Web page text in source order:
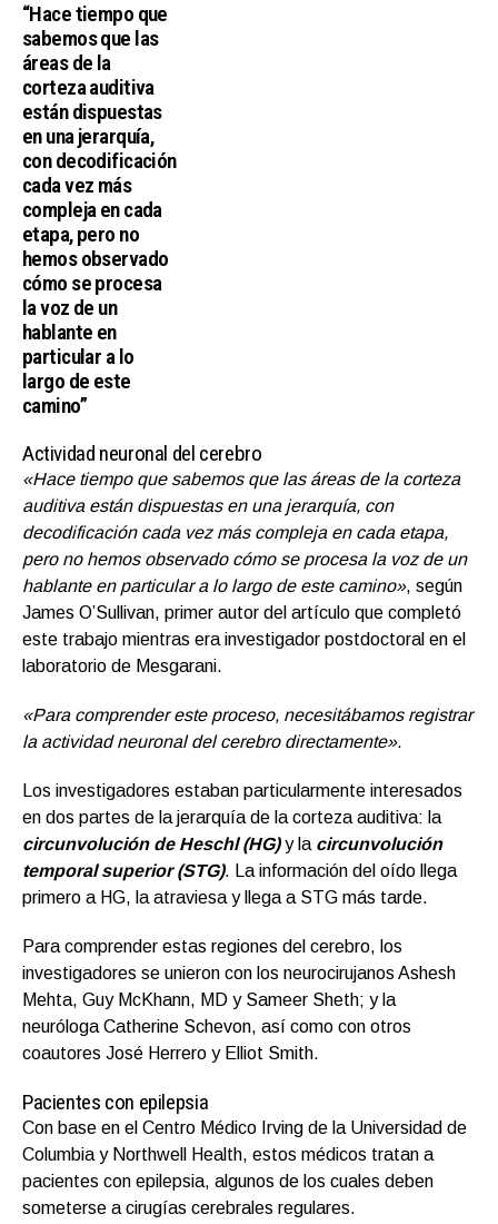
“Hace tiempo que
sabemos que las
áreas de la
corteza auditiva
están dispuestas
en una jerarquía,
con decodificación
cada vez más
compleja en cada
etapa, pero no
hemos observado
cómo se procesa
la voz de un
hablante en
particular a lo
largo de este
camino”
Actividad neuronal del cerebro
«Hace tiempo que sabemos que las áreas de la corteza
auditiva están dispuestas en una jerarquía, con
decodificación cada vez más compleja en cada etapa,
pero no hemos observado cómo se procesa la voz de un
hablante en particular a lo largo de este camino», según
James O’Sullivan, primer autor del artículo que completó
este trabajo mientras era investigador postdoctoral en el
laboratorio de Mesgarani.
«Para comprender este proceso, necesitábamos registrar
la actividad neuronal del cerebro directamente».
Los investigadores estaban particularmente interesados ​​
en dos partes de la jerarquía de la corteza auditiva: la
circunvolución de Heschl (HG)y la circunvolución
temporal superior (STG). La información del oído llega
primero a HG, la atraviesa y llega a STG más tarde.
Para comprender estas regiones del cerebro, los
investigadores se unieron con los neurocirujanos Ashesh
Mehta, Guy McKhann, MD y Sameer Sheth; y la
neuróloga Catherine Schevon, así como con otros
coautores José Herrero y Elliot Smith.
Pacientes con epilepsia
Con base en el Centro Médico Irving de la Universidad de
Columbia y Northwell Health, estos médicos tratan a
pacientes con epilepsia, algunos de los cuales deben
someterse a cirugías cerebrales regulares.